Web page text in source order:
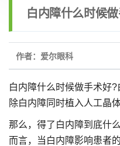
白内障什么时候
作者：爱尔眼科
白内障什么时候做手术好
除白内障同时植入人工晶
那么，得了白内障到底什
而言，当白内障影响患者